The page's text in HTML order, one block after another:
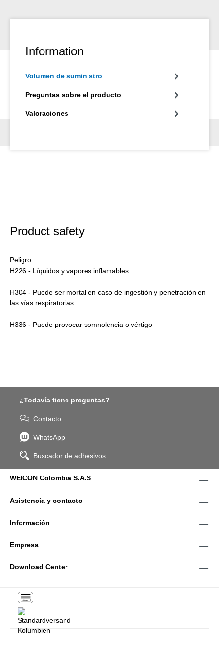
Information
Volumen de suministro
Preguntas sobre el producto
Valoraciones
Product safety
Peligro
H226 - Líquidos y vapores inflamables.
H304 - Puede ser mortal en caso de ingestión y penetración en
las vías respiratorias.
H336 - Puede provocar somnolencia o vértigo.
¿Todavía tiene preguntas?
Contacto
WhatsApp
Buscador de adhesivos
WEICON Colombia S.A.S
Asistencia y contacto
Información
Empresa
Download Center